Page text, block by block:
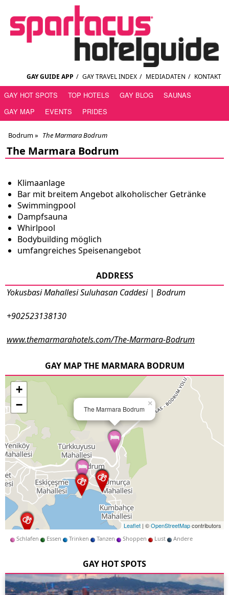
GAY GUIDE APP / GAY TRAVEL INDEX / MEDIADATEN / KONTAKT
GAY HOT SPOTS TOP HOTELS GAY BLOG
SAUNAS
GAY MAP
EVENTS PRIDES
Bodrum» The Marmara Bodrum
The Marmara Bodrum
Klimaanlage
Bar mit breitem Angebot alkoholischer Getränke
Swimmingpool
Dampfsauna
Whirlpool
Bodybuilding möglich
umfangreiches Speisenangebot
ADDRESS
Yokusbasi Mahallesi Suluhasan Caddesi | Bodrum
+902523138130
www.themarmarahotels.com/The-Marmara-Bodrum
GAY MAP THE MARMARA BODRUM
The Marmara Bodrum
×
+
−
Leaflet | ©OpenStreetMapcontributors
Schlafen Essen Trinken Tanzen Shoppen Lust Andere
GAY HOT SPOTS